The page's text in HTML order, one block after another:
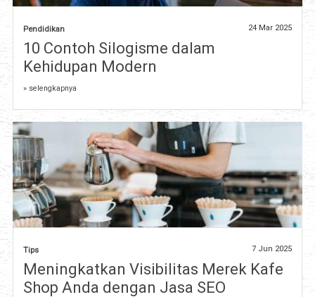
Pendidikan 24 Mar 2025
10 Contoh Silogisme dalam
Kehidupan Modern
» selengkapnya
Tips 7 Jun 2025
Meningkatkan Visibilitas Merek Kafe
Shop Anda dengan Jasa SEO